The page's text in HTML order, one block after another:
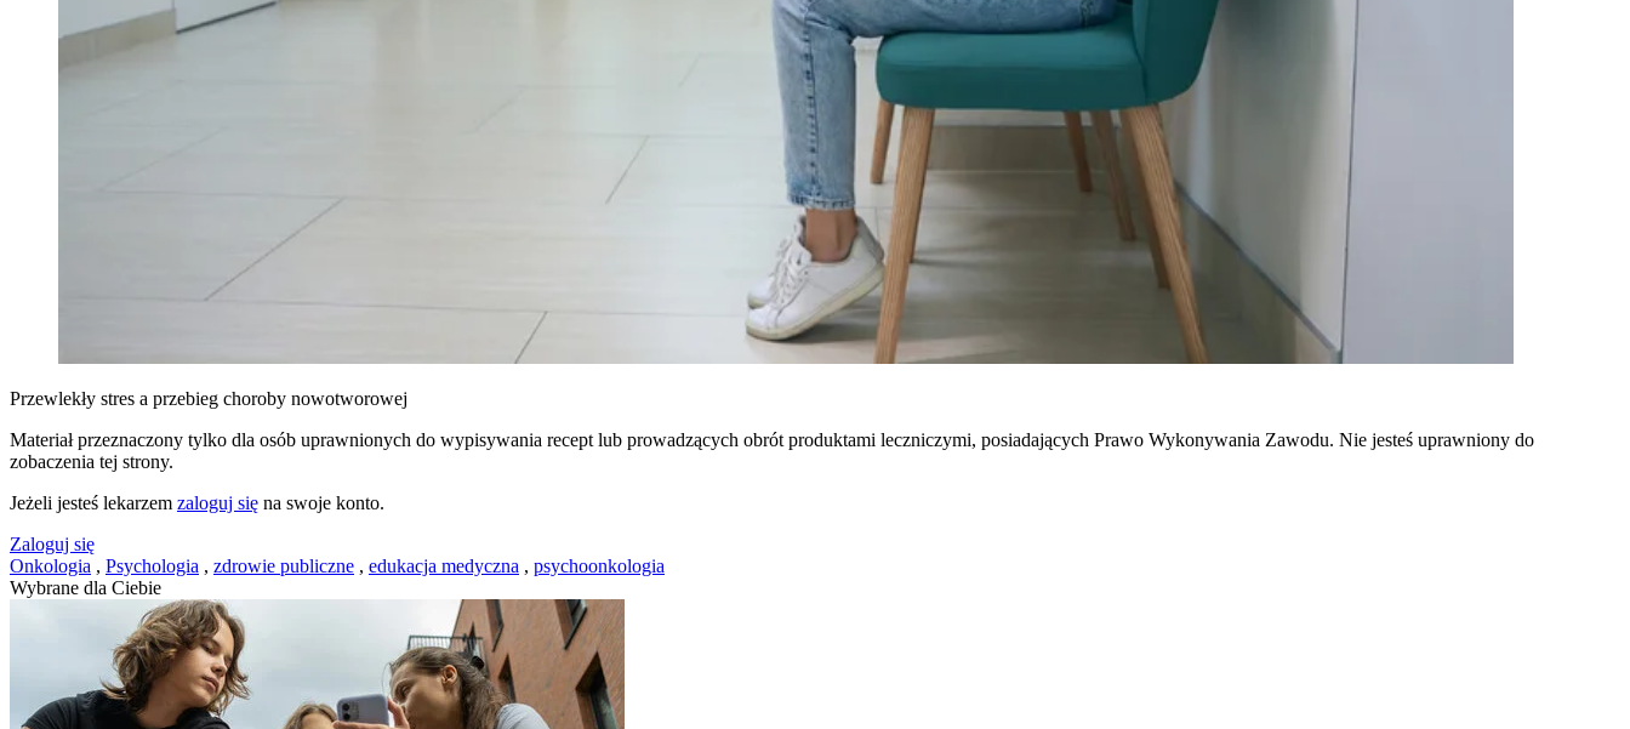
Przewlekły stres a przebieg choroby nowotworowej
Materiał przeznaczony tylko dla osób uprawnionych do wypisywania recept lub prowadzących obrót produktami leczniczymi, posiadających Prawo Wykonywania Zawodu. Nie jesteś uprawniony do
zobaczenia tej strony.
Jeżeli jesteś lekarzem zaloguj się na swoje konto.
Zaloguj się
Onkologia , Psychologia , zdrowie publiczne , edukacja medyczna , psychoonkologia
Wybrane dla Ciebie